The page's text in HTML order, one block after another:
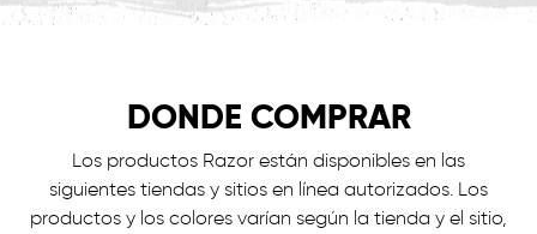
DONDE COMPRAR
Los productos Razor están disponibles en las
siguientes tiendas y sitios en línea autorizados. Los
productos y los colores varían según la tienda y el sitio,